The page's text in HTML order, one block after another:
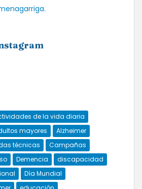
de la vida diaria
mayores
Alzheimer
técnicas
Campañas
Demencia
discapacidad
Día Mundial